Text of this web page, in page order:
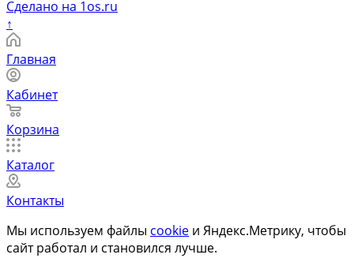
Сделано на 1os.ru
↑
Главная
Кабинет
Корзина
Каталог
Контакты
Мы используем файлы cookie и Яндекс.Метрику, чтобы
сайт работал и становился лучше.